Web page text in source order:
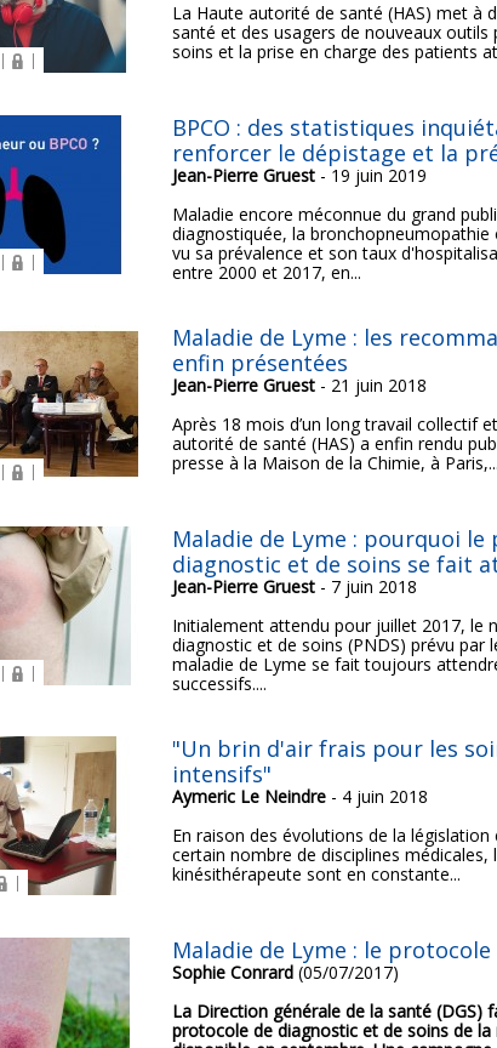
La Haute autorité de santé (HAS) met à
santé et des usagers de nouveaux
soins et la prise en charge des patients
BPCO : des statistiques
renforcer le dépistage et la
Jean-Pierre Gruest - 19 juin 2019
Maladie encore méconnue du grand
diagnostiquée, la bronchopneumopathie
vu sa prévalence et son taux
entre 2000 et 2017, en...
Maladie de Lyme : les
enfin présentées
Jean-Pierre Gruest - 21 juin 2018
Après 18 mois d’un long travail collectif
autorité de santé (HAS) a enfin rendu
presse à la Maison de la Chimie, à Paris,...
Maladie de Lyme : pourquoi
diagnostic et de soins se fait
Jean-Pierre Gruest - 7 juin 2018
Initialement attendu pour juillet 2017, le
diagnostic et de soins (PNDS) prévu
maladie de Lyme se fait toujours
successifs....
"Un brin d'air frais pour les
intensifs"
Aymeric Le Neindre - 4 juin 2018
En raison des évolutions de la législation
certain nombre de disciplines
kinésithérapeute sont en constante...
Maladie de Lyme : le
Sophie Conrard(05/07/2017)
La Direction générale de la santé (DGS)
protocole de diagnostic et de soins de